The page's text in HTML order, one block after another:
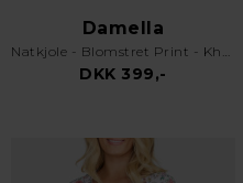
Damella
Natkjole - Blomstret Print - Khaki
DKK 399,-